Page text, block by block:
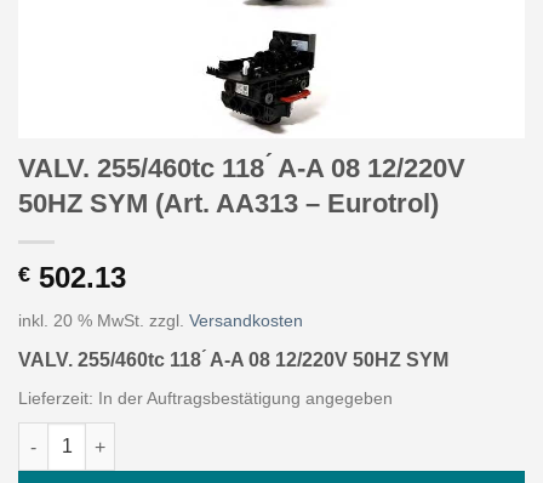
VALV. 255/460tc 118 ́ A-A 08 12/220V
50HZ SYM (Art. AA313 – Eurotrol)
€ 502.13
inkl. 20 % MwSt. zzgl. Versandkosten
VALV. 255/460tc 118 ́ A-A 08 12/220V 50HZ SYM
Lieferzeit: In der Auftragsbestätigung angegeben
VALV. 255/460tc 118 ́ A-A 08 12/220V 50HZ SYM (Art. AA313 -